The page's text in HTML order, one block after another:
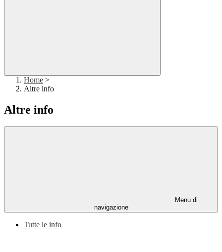
Home >
Altre info
Altre info
Menu di
navigazione
Tutte le info